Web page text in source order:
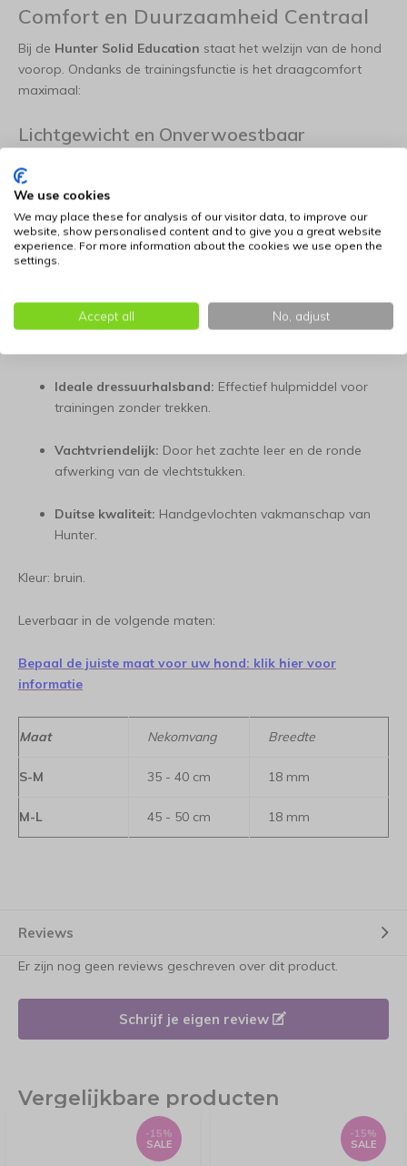
Comfort en Duurzaamheid Centraal
Bij de Hunter Solid Education staat het welzijn van de hond
voorop. Ondanks de trainingsfunctie is het draagcomfort
maximaal:
Lichtgewicht en Onverwoestbaar
De halsband is licht genoeg voor dagelijks comfort, maar
robuust genoeg om de krachten van grotere, actieve honden
garanderen dat de lijn altijd soepel beweegt voor een snelle
ontspanning van de halsband.
Gemaakt van premium rundleer:
Duurzaam, soepel en
Ideale dressuurhalsband: Effectief hulpmiddel voor
trainingen zonder trekken.
Vachtvriendelijk: Door het zachte leer en de ronde
afwerking van de vlechtstukken.
Duitse kwaliteit: Handgevlochten vakmanschap van
Hunter.
Kleur: bruin.
Leverbaar in de volgende maten:
Bepaal de juiste maat voor uw hond: klik hier voor
informatie
Maat Nekomvang Breedte
S-M 35 - 40 cm 18 mm
M-L 45 - 50 cm 18 mm
Reviews
Er zijn nog geen reviews geschreven over dit product.
Schrijf je eigen review
Vergelijkbare producten
-15%
SALE
-15%
SALE
We use cookies
We may place these for analysis of our visitor data, to improve our
website, show personalised content and to give you a great website
experience. For more information about the cookies we use open the
settings.
Accept all No, adjust